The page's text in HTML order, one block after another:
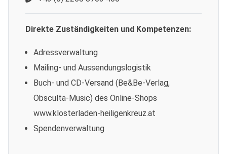
Direkte Zuständigkeiten und Kompetenzen:
Adressverwaltung
Mailing- und Aussendungslogistik
Buch- und CD-Versand (Be&Be-Verlag,
Obsculta-Music) des Online-Shops
www.klosterladen-heiligenkreuz.at
Spendenverwaltung